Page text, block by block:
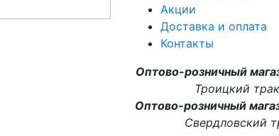
Акции
Доставка и оплата
Контакты
Оптово-розничный
Троицкий
Оптово-розничный
Свердловский